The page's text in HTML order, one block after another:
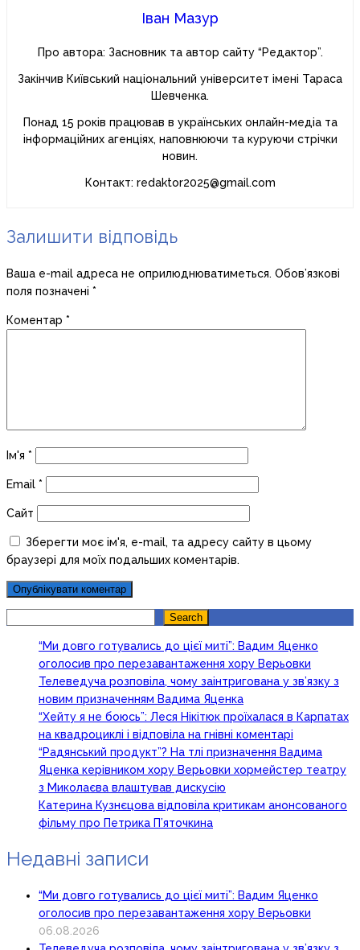
Іван Мазур
Про автора: Засновник та автор сайту “Редактор”.
Закінчив Київський національний університет імені Тараса
Шевченка.
Понад 15 років працював в українських онлайн-медіа та
інформаційних агенціях, наповнюючи та куруючи стрічки
новин.
Контакт: redaktor2025@gmail.com
Залишити відповідь
Ваша e-mail адреса не оприлюднюватиметься. Обов’язкові
поля позначені *
Коментар *
Ім'я *
Email *
Сайт
Зберегти моє ім'я, e-mail, та адресу сайту в цьому
браузері для моїх подальших коментарів.
Search
“Ми довго готувались до цієї миті”: Вадим Яценко
оголосив про перезавантаження хору Верьовки
Телеведуча розповіла, чому заінтригована у зв’язку з
новим призначенням Вадима Яценка
“Хейту я не боюсь”: Леся Нікітюк проїхалася в Карпатах
на квадроциклі і відповіла на гнівні коментарі
“Радянський продукт”? На тлі призначення Вадима
Яценка керівником хору Верьовки хормейстер театру
з Миколаєва влаштував дискусію
Катерина Кузнєцова відповіла критикам анонсованого
фільму про Петрика П’яточкина
Недавні записи
“Ми довго готувались до цієї миті”: Вадим Яценко
оголосив про перезавантаження хору Верьовки
06.08.2026